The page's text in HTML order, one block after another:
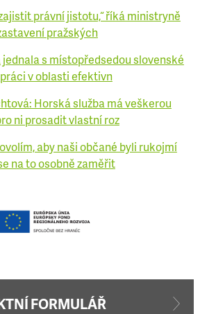
právní jistotu,“ říká ministryně
pražských
s místopředsedou slovenské
v oblasti efektivn
Horská služba má veškerou
ni prosadit vlastní roz
aby naši občané byli rukojmí
na to osobně zaměřit
FORMULÁŘ